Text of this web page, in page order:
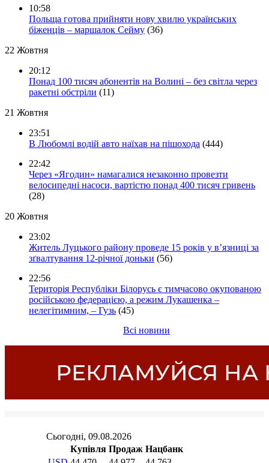
10:58
Польща готова прийняти нову хвилю українських
біженців – маршалок Сейму (36)
22 Жовтня
20:12
Понад 100 тисяч абонентів на Волині – без світла через
ракетні обстріли (11)
21 Жовтня
23:51
В Любомлі водій авто наїхав на пішохода (444)
22:42
Через «Ягодин» намагалися незаконно провезти
велосипедні насоси, вартістю понад 400 тисяч гривень
(28)
20 Жовтня
23:02
Житель Луцького району проведе 15 років у в’язниці за
зґвалтування 12-річної доньки (56)
22:56
Територія Республіки Білорусь є тимчасово окупованою
російською федерацією, а режим Лукашенка –
нелегітимним, – Гузь (45)
Всі новини